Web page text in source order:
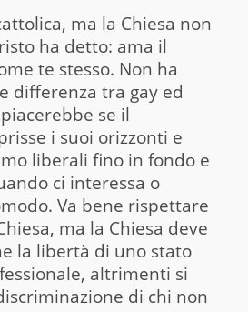
ma la Chiesa non
ha detto: ama il
te stesso. Non ha
differenza tra gay ed
se il
i suoi orizzonti e
liberali fino in fondo e
ci interessa o
Va bene rispettare
ma la Chiesa deve
la libertà di uno stato
altrimenti si
di chi non